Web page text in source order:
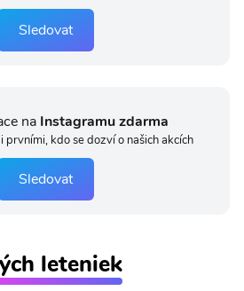
Sledovat
na Instagramu zdarma
prvními, kdo se dozví o našich akcích
Sledovat
leteniek